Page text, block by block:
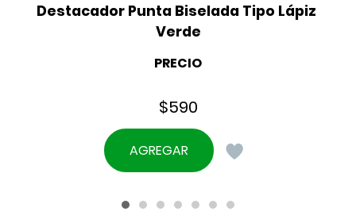
Destacador Punta Biselada Tipo Lápiz
Verde
PRECIO
$590
AGREGAR